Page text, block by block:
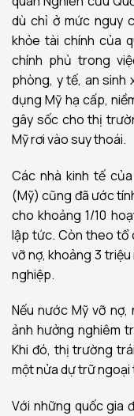
dù chỉ ở mức nguy
khỏe tài chính của
chính phủ trong
phòng, y tế, an sinh
dụng Mỹ hạ cấp,
gây sốc cho thị
Mỹ rơi vào suy thoái.
Các nhà kinh tế
(Mỹ) cũng đã ước
cho khoảng 1/10
lập tức. Còn theo tổ
vỡ nợ, khoảng 3
nghiệp.
Nếu nước Mỹ vỡ
ảnh hưởng nghiêm
Khi đó, thị trường
một nửa dự trữ ngoại
Với những quốc gia